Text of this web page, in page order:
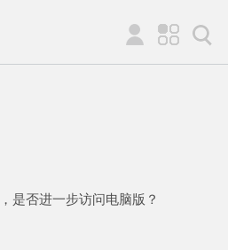
是否进一步访问电脑版？